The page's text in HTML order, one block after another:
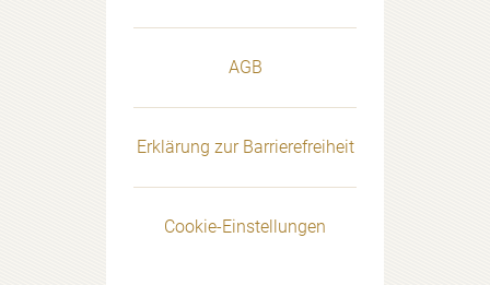
AGB
Erklärung zur Barrierefreiheit
Cookie-Einstellungen